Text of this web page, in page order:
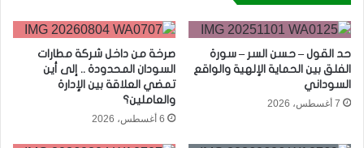
حد القول – حسن السر – سورة
الفلق بين الحماية الإلهية والواقع
السوداني
7 أغسطس، 2026
صرخة من داخل شركة مطارات
السودان المحدودة .. إلى أين
تمضي العلاقة بين الإدارة
والعاملين؟
6 أغسطس، 2026